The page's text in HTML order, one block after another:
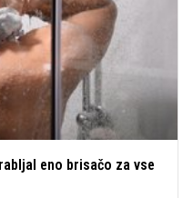
eno brisačo za vse